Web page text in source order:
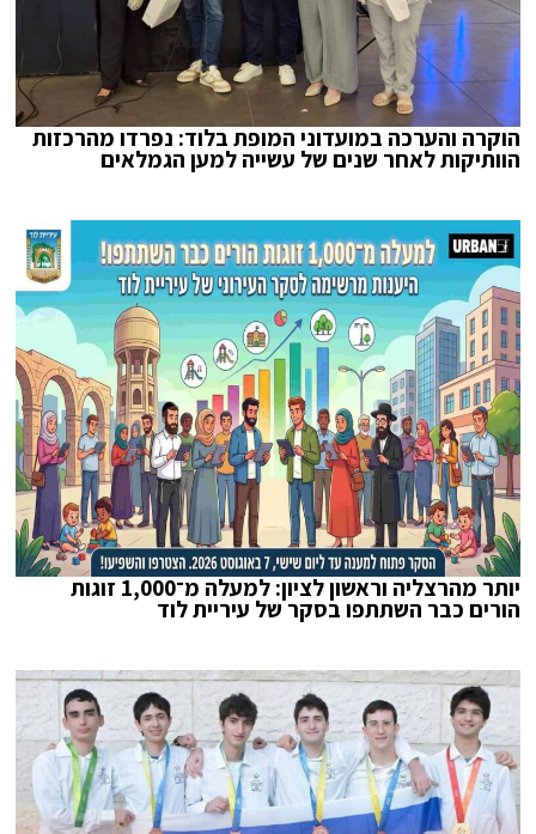
הוקרה והערכה במועדוני המופת בלוד: נפרדו מהרכזות
הוותיקות לאחר שנים של עשייה למען הגמלאים
יותר מהרצליה וראשון לציון: למעלה מ־1,000 זוגות
הורים כבר השתתפו בסקר של עיריית לוד